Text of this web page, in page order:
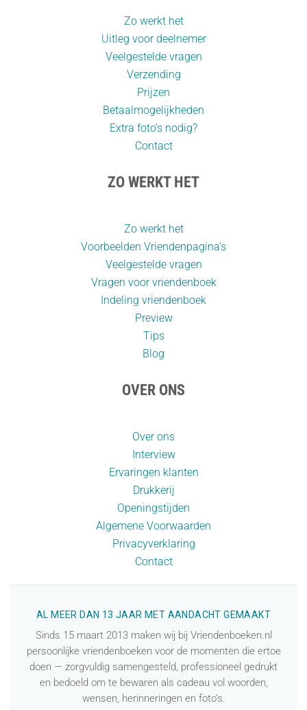
Zo werkt het
Uitleg voor deelnemer
Veelgestelde vragen
Verzending
Prijzen
Betaalmogelijkheden
Extra foto’s nodig?
Contact
ZO WERKT HET
Zo werkt het
Voorbeelden Vriendenpagina's
Veelgestelde vragen
Vragen voor vriendenboek
Indeling vriendenboek
Preview
Tips
Blog
OVER ONS
Over ons
Interview
Ervaringen klanten
Drukkerij
Openingstijden
Algemene Voorwaarden
Privacyverklaring
Contact
AL MEER DAN 13 JAAR MET AANDACHT GEMAAKT
Sinds 15 maart 2013 maken wij bij Vriendenboeken.nl
persoonlijke vriendenboeken voor de momenten die ertoe
doen — zorgvuldig samengesteld, professioneel gedrukt
en bedoeld om te bewaren als cadeau vol woorden,
wensen, herinneringen en foto’s.